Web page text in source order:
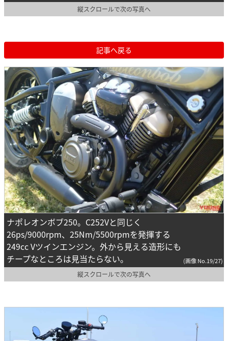
縦スクロールで次の写真へ
記事へ戻る
ナポレオンボブ250。C252Vと同じく
26ps/9000rpm、25Nm/5500rpmを発揮する
249cc Vツインエンジン。外から見える造形にも
チープなところは見当たらない。
(画像 No.19/27)
縦スクロールで次の写真へ